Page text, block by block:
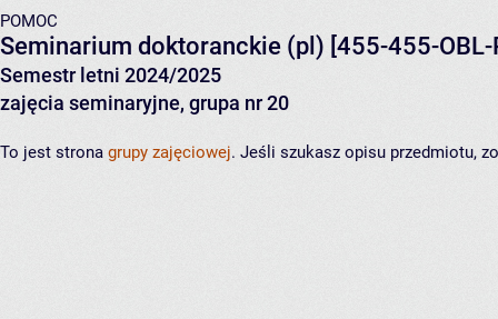
POMOC
Seminarium doktoranckie (pl) [455-455-OBL-
Semestr letni 2024/2025
zajęcia seminaryjne, grupa nr 20
To jest strona grupy zajęciowej. Jeśli szukasz opisu przedmiotu,